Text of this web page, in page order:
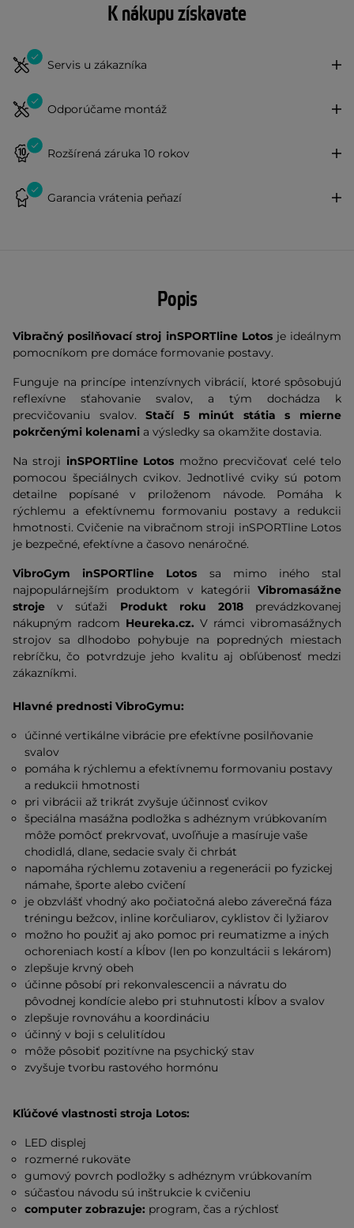
K nákupu získavate
Servis u zákazníka
Odporúčame montáž
Rozšírená záruka 10 rokov
Garancia vrátenia peňazí
Popis
Vibračný posilňovací stroj inSPORTline Lotosje ideálnym
pomocníkom pre domáce formovanie postavy.
Funguje na princípe intenzívnych vibrácií, ktoré spôsobujú
reflexívne sťahovanie svalov, a tým dochádza k
precvičovaniu svalov.Stačí 5 minút státia s mierne
pokrčenými kolenami a výsledky sa okamžite dostavia.
Na stroji inSPORTline Lotos možno precvičovať celé telo
pomocou špeciálnych cvikov. Jednotlivé cviky sú potom
detailne popísané v priloženom návode. Pomáha k
rýchlemu a efektívnemu formovaniu postavy a redukcii
hmotnosti. Cvičenie na vibračnom stroji inSPORTline Lotos
je bezpečné, efektívne a časovo nenáročné.
VibroGym inSPORTline Lotos sa mimo iného stal
najpopulárnejším produktom v kategórii Vibromasážne
stroje v súťaži Produkt roku 2018
prevádzkovanej
nákupným radcom Heureka.cz. V rámci vibromasážnych
strojov sa dlhodobo pohybuje na popredných miestach
rebríčku, čo potvrdzuje jeho kvalitu aj obľúbenosť medzi
zákazníkmi.
Hlavné prednosti VibroGymu:
účinné vertikálne vibrácie pre efektívne posilňovanie
svalov
pomáha k rýchlemu a efektívnemu formovaniu postavy
a redukcii hmotnosti
pri vibrácii až trikrát zvyšuje účinnosť cvikov
špeciálna masážna podložka s adhéznym vrúbkovaním
môže pomôcť prekrvovať, uvoľňuje a masíruje vaše
chodidlá, dlane, sedacie svaly či chrbát
napomáha rýchlemu zotaveniu a regenerácii po fyzickej
námahe, športe alebo cvičení
je obzvlášť vhodný ako počiatočná alebo záverečná fáza
tréningu bežcov, inline korčuliarov, cyklistov či lyžiarov
možno ho použiť aj ako pomoc pri reumatizme a iných
ochoreniach kostí a kĺbov (len po konzultácii s lekárom)
zlepšuje krvný obeh
účinne pôsobí pri rekonvalescencii a návratu do
pôvodnej kondície alebo pri stuhnutosti kĺbov a svalov
zlepšuje rovnováhu a koordináciu
účinný v boji s celulitídou
môže pôsobiť pozitívne na psychický stav
zvyšuje tvorbu rastového hormónu
Kľúčové vlastnosti stroja Lotos:
LED displej
rozmerné rukoväte
gumový povrch podložky s adhéznym vrúbkovaním
súčasťou návodu sú inštrukcie k cvičeniu
computer zobrazuje: program, čas a rýchlosť